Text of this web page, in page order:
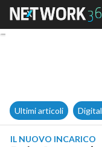
Ultimi articoli
IL NUOVO INCARICO